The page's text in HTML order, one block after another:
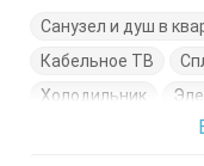
Санузел и душ в
Кабельное ТВ
Холодильник